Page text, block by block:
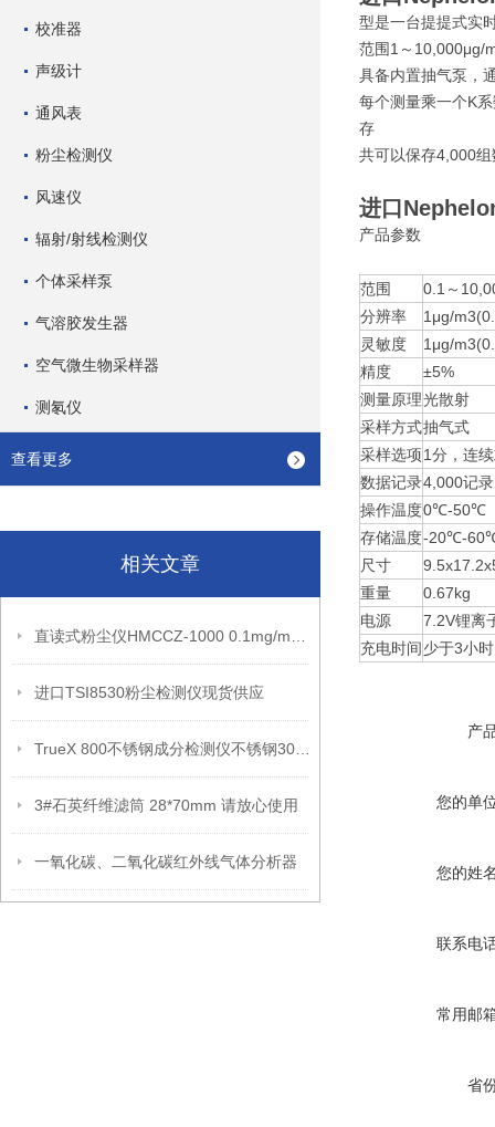
校准器
声级计
通风表
粉尘检测仪
风速仪
辐射/射线检测仪
个体采样泵
气溶胶发生器
空气微生物采样器
测氡仪
查看更多
相关文章
进口TSI8530粉尘检测仪现货供应
3#石英纤维滤筒 28*70mm 请放心使用
一氧化碳、二氧化碳红外线气体分析器
型是一台提提式实
范围1～10,000μg/
具备内置抽气泵，
每个测量乘一个K
存
共可以保存4,000
进口
产品参数
范围
0.1～
分辨率
1μg/
灵敏度
1μg/
精度
±5%
测量原理光散射
采样方式抽气式
采样选项1分，连
数据记录4,000记
操作温度0℃-50℃
存储温度-20℃-
尺寸
重量
0.67kg
电源
7.2V锂离
充电时间少于3小时
产
您的单
您的姓
联系电
常用邮
省